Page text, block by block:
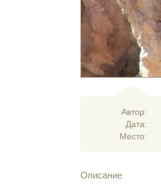
Автор:
Дата:
Место:
Описание